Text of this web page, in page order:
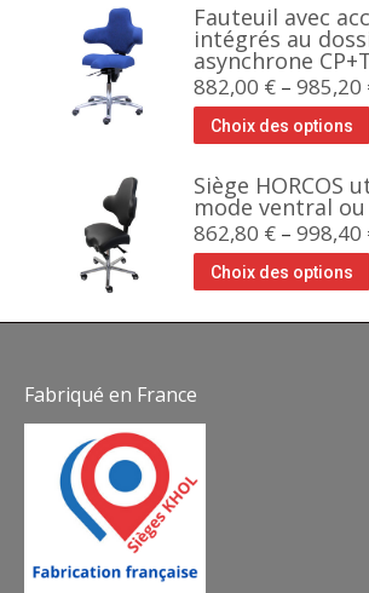
Fauteuil avec
intégrés au
asynchrone
882,00 € – 985,20
Choix des options
Siège HORCOS
mode ventral
862,80 € – 998,40
Choix des options
Fabriqué en France